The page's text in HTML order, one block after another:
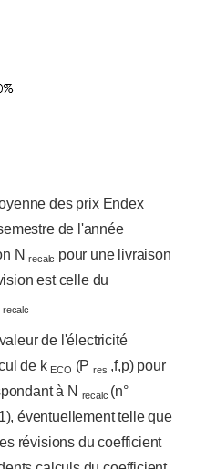
des prix Endex
de l'année
Nrecalc pour une livraison
est celle du
recalc
de l'électricité
de k ECO (Pres ,f,p) pour
à N recalc (n°
éventuellement telle que
révisions du coefficient